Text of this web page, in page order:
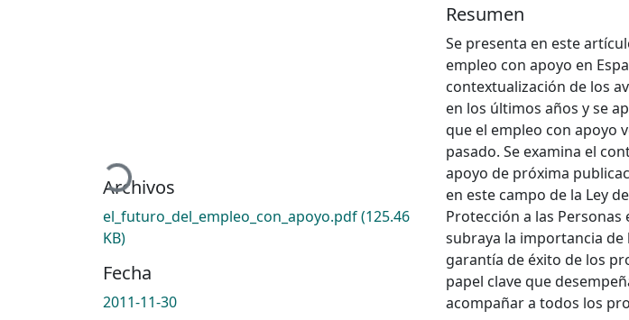
Cargando...
Archivos
el_futuro_del_empleo_con_apoyo.pdf(125.46
KB)
Fecha
2011-11-30
Resumen
Se presenta en este
empleo con apoyo en
contextualización de los
en los últimos años y se
que el empleo con apoyo
pasado. Se examina el
apoyo de próxima
en este campo de la Ley
Protección a las
subraya la importancia
garantía de éxito de los
papel clave que
acompañar a todos los